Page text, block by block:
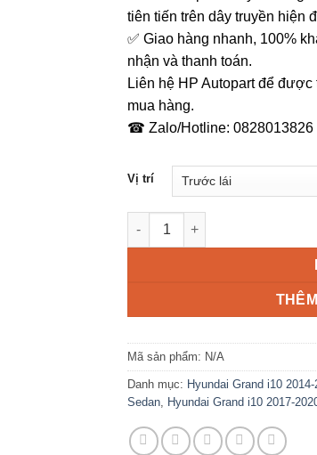
tiên tiến trên dây truyền hiện
✅ Giao hàng nhanh, 100%
nhận và thanh toán.
Liên hệ HP Autopart để
mua hàng.
☎ Zalo/Hotline: 0828013826
Vị trí
Mô tơ lên kính Grand i10
Mã sản phẩm: N/A
Danh mục: Hyundai Grand i10
Sedan Hyundai Grand i10 2017-